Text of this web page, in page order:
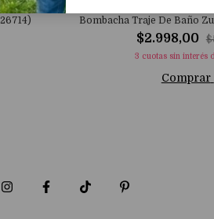
Bombacha Traje De Baño
$2.998,00
3 cuotas sin interés
Comprar